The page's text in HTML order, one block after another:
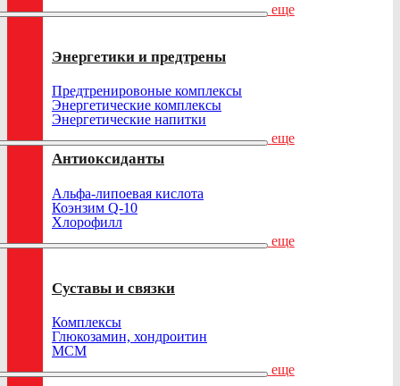
еще
Энергетики и предтрены
Предтренировоные комплексы
Энергетические комплексы
Энергетические напитки
еще
Антиоксиданты
Альфа-липоевая кислота
Коэнзим Q-10
Хлорофилл
еще
Суставы и связки
Комплексы
Глюкозамин, хондроитин
МСМ
еще